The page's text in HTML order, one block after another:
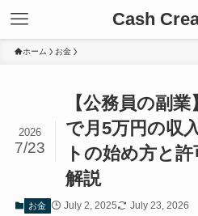
Cash
ホーム お金
【公務員の副
で月5万円の収
トの始め方と
解説
2026
7/23
お金 July 2, 2025 July 23, 2026